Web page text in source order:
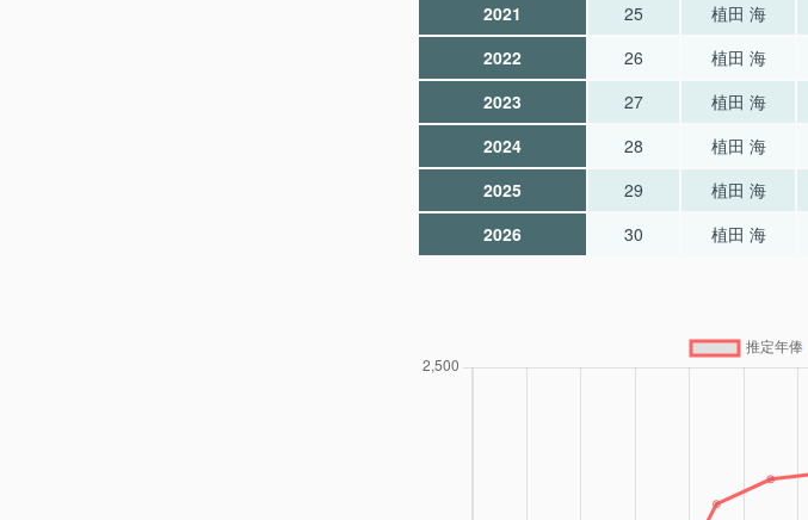
2021
25 植田 海
2022
26 植田 海
2023
27 植田 海
2024
28 植田 海
2025
29 植田 海
2026
30 植田 海